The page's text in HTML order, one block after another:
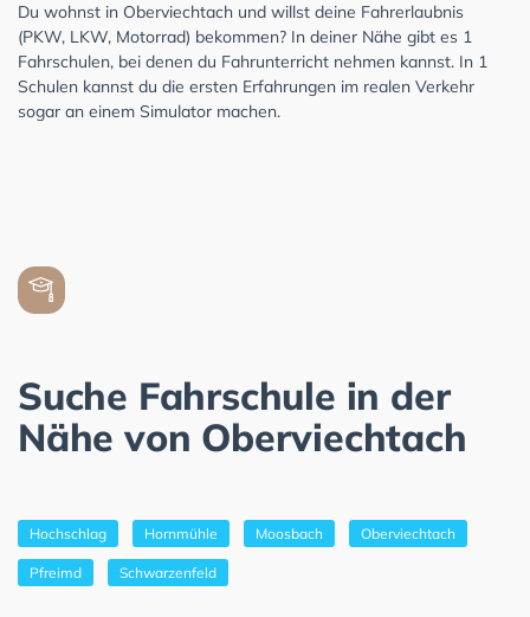
Du wohnst in Oberviechtach und willst deine Fahrerlaubnis
(PKW, LKW, Motorrad) bekommen? In deiner Nähe gibt es 1
Fahrschulen, bei denen du Fahrunterricht nehmen kannst. In 1
Schulen kannst du die ersten Erfahrungen im realen Verkehr
sogar an einem Simulator machen.
Suche Fahrschule in der
Nähe von Oberviechtach
Hochschlag Hornmühle Moosbach Oberviechtach
Pfreimd Schwarzenfeld